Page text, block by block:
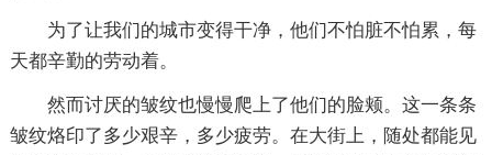
为了让我们的城市变得干净，他们不怕脏不怕累，每
天都辛勤的劳动着。
然而讨厌的皱纹也慢慢爬上了他们的脸颊。这一条条
皱纹烙印了多少艰辛，多少疲劳。在大街上，随处都能见